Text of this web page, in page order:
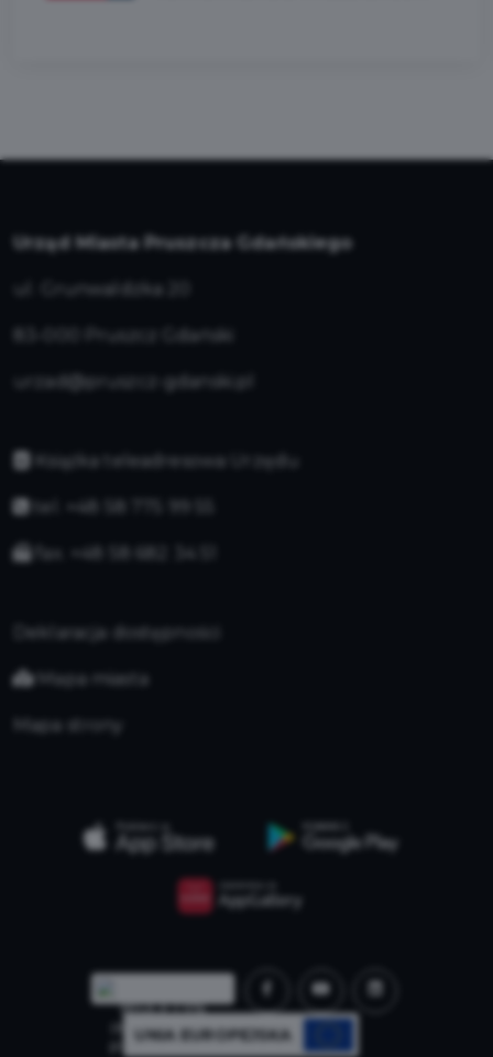
Urząd Miasta Pruszcza Gdańskiego
ul. Grunwaldzka 20
83-000 Pruszcz Gdański
urzad@pruszcz-gdanski.pl
Książka teleadresowa Urzędu
tel. +48 58 775 99 55
fax. +48 58 682 34 51
Deklaracja dostępności
Mapa miasta
Mapa strony
UNIA EUROPEJSKA